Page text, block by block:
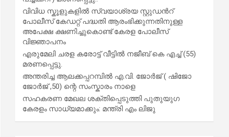
വിവിധ സ്കൂളുകളില്‍ സ്വയാശ്രയ സ്റ്റുഡന്‍റ്
പോലീസ് കേഡറ്റ് പദ്ധതി ആരംഭിക്കുന്നതിനുള്ള
അപേക്ഷ ക്ഷണിച്ചുകൊണ്ട് കേരള പോലീസ്
വിജ്ഞാപനം
എരുമേലി ചരള കരോട്ട് വീട്ടിൽ നജീബ് കെ എച്ച് (55)
മരണപ്പെട്ടു.
അന്തരിച്ച ആ​ല​ക്ക​പ്പ​റമ്പിൽ​ എ.​വി. ജോ​ർ​ജ് ( ഷിജോ
ജോർജ് ,50) ന്റെ സംസ്കാരം നാളെ
സഹകരണ മേഖല ശക്തിപ്പെടുത്തി പുതുയുഗ
കേരളം സാധ്യമാക്കും: മന്ത്രി എം ലിജു